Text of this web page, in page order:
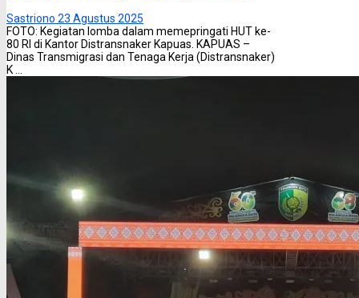
Sastriono 23 Agustus 2025
FOTO: Kegiatan lomba dalam memepringati HUT ke-
80 RI di Kantor Distransnaker Kapuas. KAPUAS –
Dinas Transmigrasi dan Tenaga Kerja (Distransnaker)
K ...